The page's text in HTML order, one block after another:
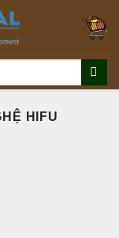
HIFU